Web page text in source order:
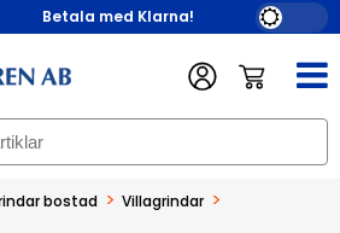
Betala med Klarna!
bostad > Villagrindar >